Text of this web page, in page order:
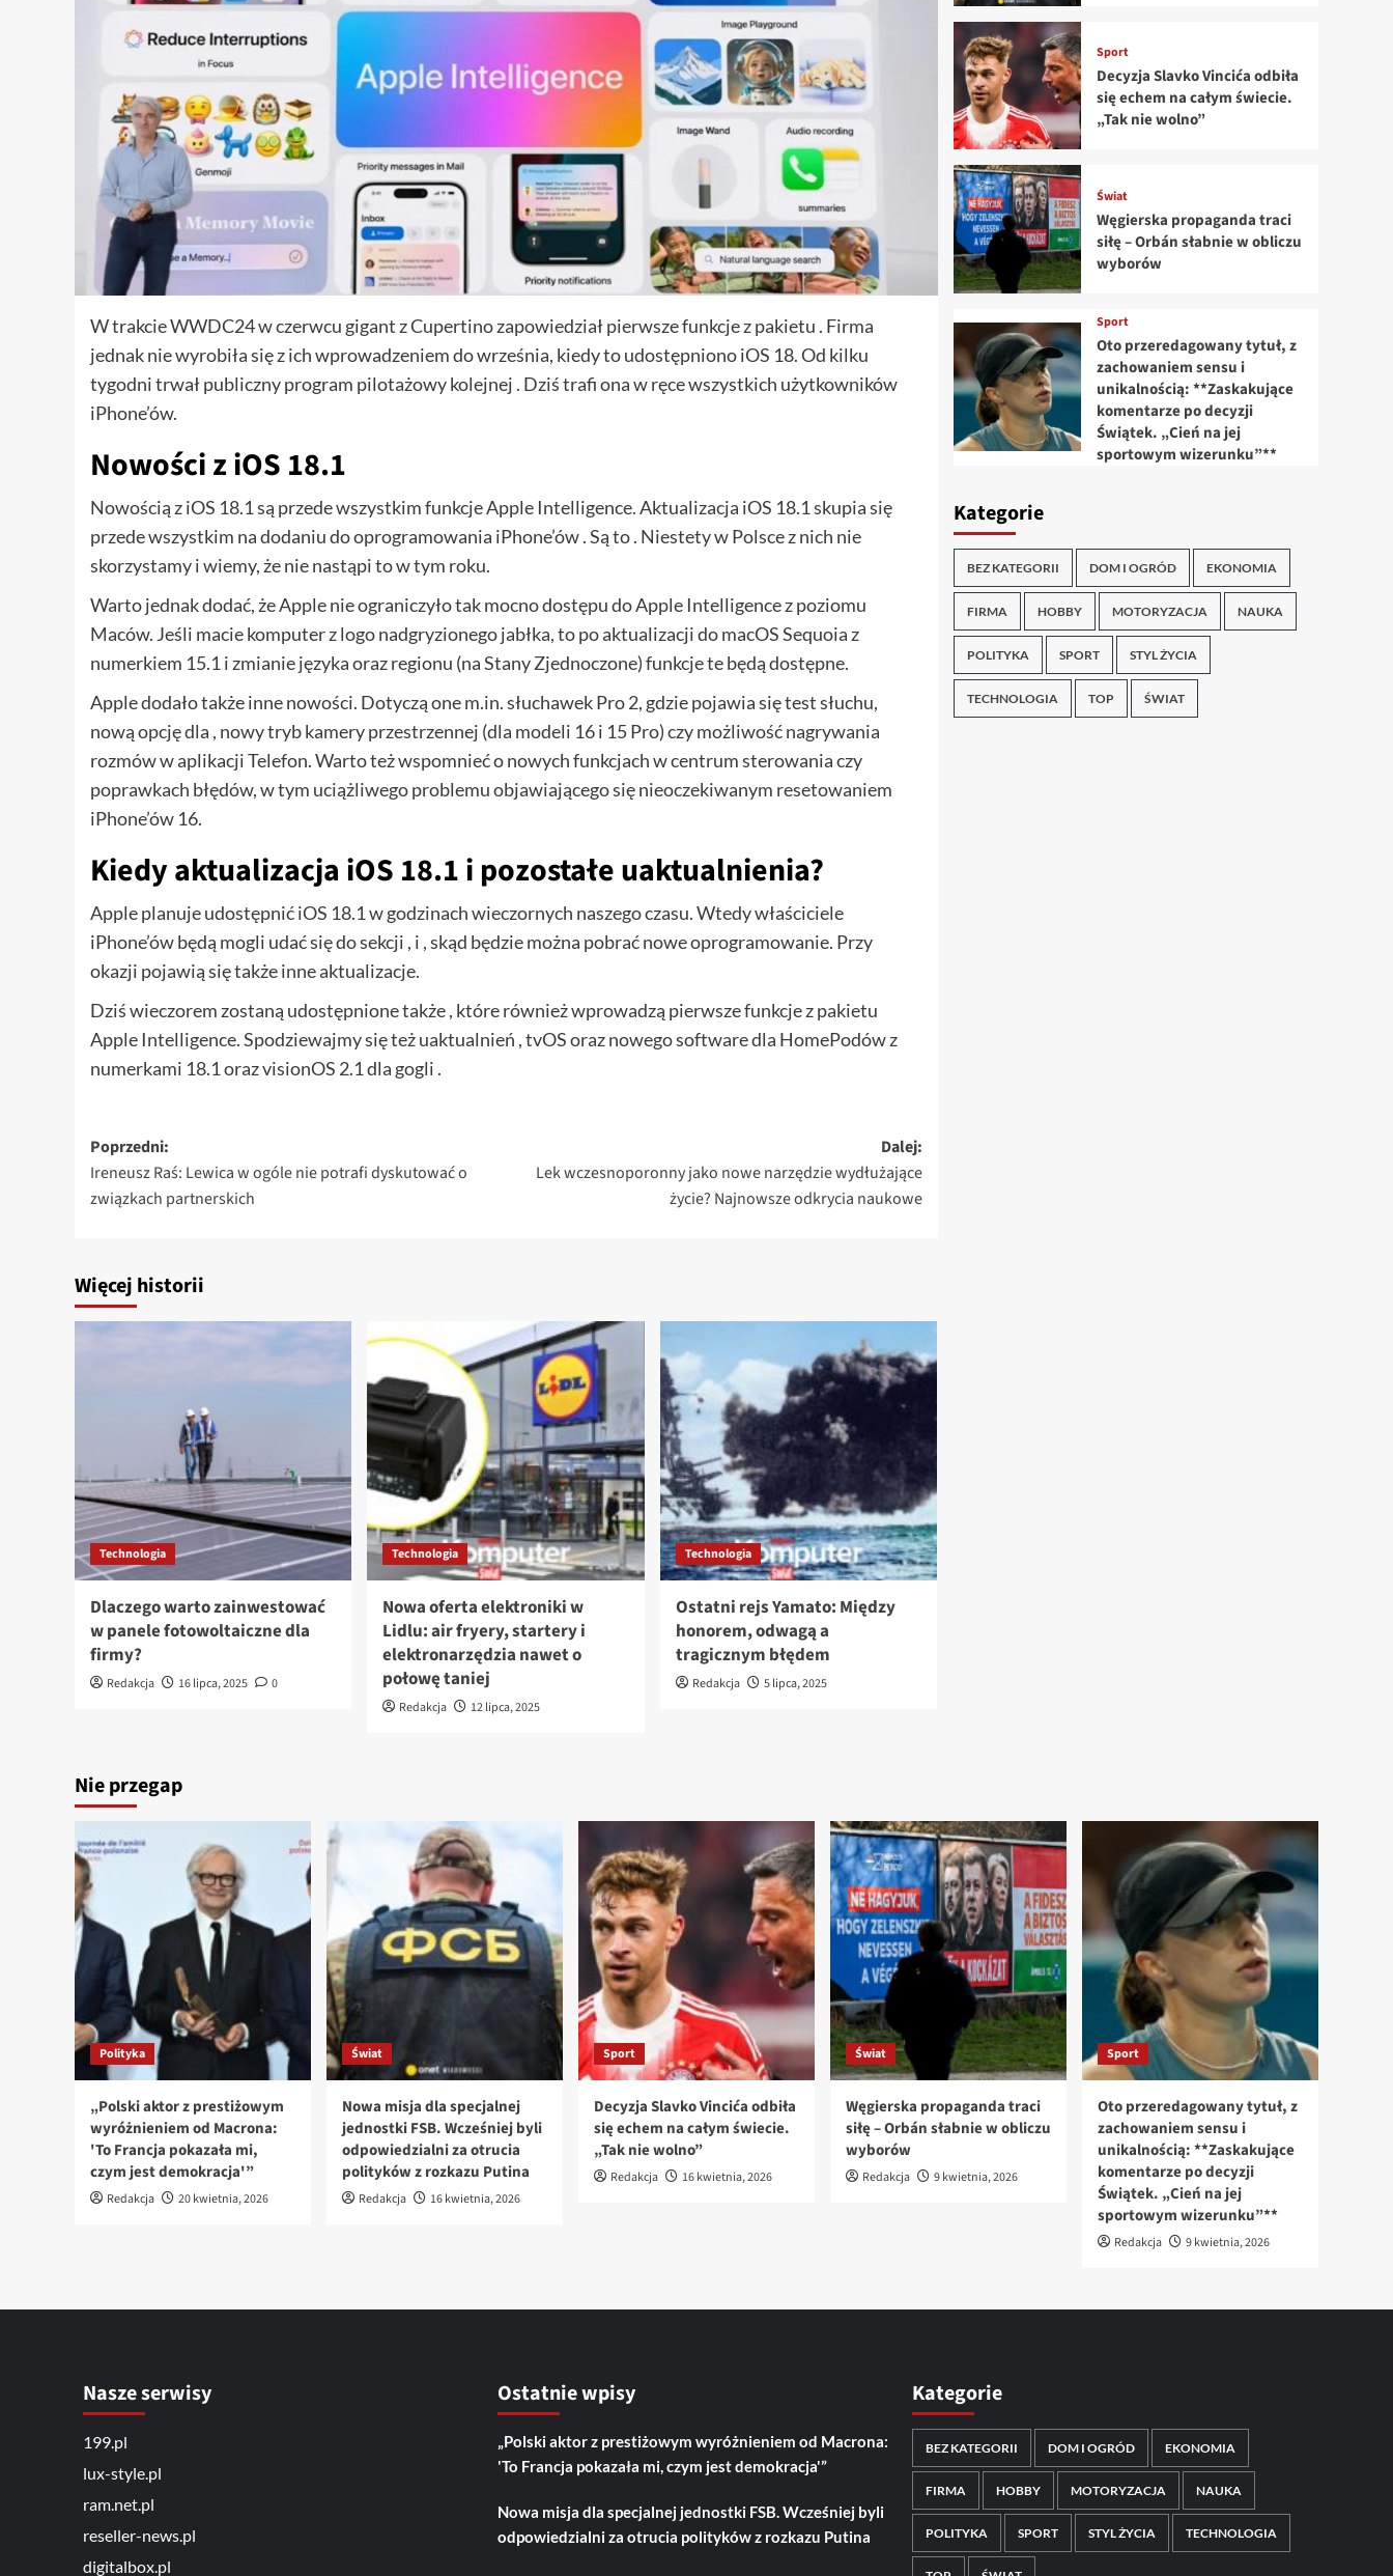
W trakcie WWDC24 w czerwcu gigant z Cupertino zapowiedział pierwsze funkcje z pakietu . Firma
jednak nie wyrobiła się z ich wprowadzeniem do września, kiedy to udostępniono iOS 18. Od kilku
tygodni trwał publiczny program pilotażowy kolejnej . Dziś trafi ona w ręce wszystkich użytkowników
iPhone’ów.
Nowości z iOS 18.1
Nowością z iOS 18.1 są przede wszystkim funkcje Apple Intelligence. Aktualizacja iOS 18.1 skupia się
przede wszystkim na dodaniu do oprogramowania iPhone’ów . Są to . Niestety w Polsce z nich nie
skorzystamy i wiemy, że nie nastąpi to w tym roku.
Warto jednak dodać, że Apple nie ograniczyło tak mocno dostępu do Apple Intelligence z poziomu
Maców. Jeśli macie komputer z logo nadgryzionego jabłka, to po aktualizacji do macOS Sequoia z
numerkiem 15.1 i zmianie języka oraz regionu (na Stany Zjednoczone) funkcje te będą dostępne.
Apple dodało także inne nowości. Dotyczą one m.in. słuchawek Pro 2, gdzie pojawia się test słuchu,
nową opcję dla , nowy tryb kamery przestrzennej (dla modeli 16 i 15 Pro) czy możliwość nagrywania
rozmów w aplikacji Telefon. Warto też wspomnieć o nowych funkcjach w centrum sterowania czy
poprawkach błędów, w tym uciążliwego problemu objawiającego się nieoczekiwanym resetowaniem
iPhone’ów 16.
Kiedy aktualizacja iOS 18.1 i pozostałe uaktualnienia?
Apple planuje udostępnić iOS 18.1 w godzinach wieczornych naszego czasu. Wtedy właściciele
iPhone’ów będą mogli udać się do sekcji , i , skąd będzie można pobrać nowe oprogramowanie. Przy
okazji pojawią się także inne aktualizacje.
Dziś wieczorem zostaną udostępnione także , które również wprowadzą pierwsze funkcje z pakietu
Apple Intelligence. Spodziewajmy się też uaktualnień , tvOS oraz nowego software dla HomePodów z
numerkami 18.1 oraz visionOS 2.1 dla gogli .
Zobacz
wpisy
Poprzedni:
Ireneusz Raś: Lewica w ogóle nie potrafi dyskutować o
związkach partnerskich
Dalej:
Lek wczesnoporonny jako nowe narzędzie wydłużające
życie? Najnowsze odkrycia naukowe
Więcej historii
Technologia
Dlaczego warto zainwestować
w panele fotowoltaiczne dla
firmy?
Redakcja 16 lipca, 2025 0
Technologia
Nowa oferta elektroniki w
Lidlu: air fryery, startery i
elektronarzędzia nawet o
połowę taniej
Redakcja 12 lipca, 2025
Technologia
Ostatni rejs Yamato: Między
honorem, odwagą a
tragicznym błędem
Redakcja 5 lipca, 2025
Sport
Decyzja Slavko Vincića odbiła
się echem na całym świecie.
„Tak nie wolno”
Świat
Węgierska propaganda traci
siłę – Orbán słabnie w obliczu
wyborów
Sport
Oto przeredagowany tytuł, z
zachowaniem sensu i
unikalnością: **Zaskakujące
komentarze po decyzji
Świątek. „Cień na jej
sportowym wizerunku”**
Kategorie
BEZ KATEGORII DOM I OGRÓD EKONOMIA
FIRMA HOBBY MOTORYZACJA NAUKA
POLITYKA SPORT STYL ŻYCIA
TECHNOLOGIA TOP ŚWIAT
Nie przegap
Polityka
„Polski aktor z prestiżowym
wyróżnieniem od Macrona:
'To Francja pokazała mi,
czym jest demokracja'”
Redakcja 20 kwietnia, 2026
Świat
Nowa misja dla specjalnej
jednostki FSB. Wcześniej byli
odpowiedzialni za otrucia
polityków z rozkazu Putina
Redakcja 16 kwietnia, 2026
Sport
Decyzja Slavko Vincića odbiła
się echem na całym świecie.
„Tak nie wolno”
Redakcja 16 kwietnia, 2026
Świat
Węgierska propaganda traci
siłę – Orbán słabnie w obliczu
wyborów
Redakcja 9 kwietnia, 2026
Sport
Oto przeredagowany tytuł, z
zachowaniem sensu i
unikalnością: **Zaskakujące
komentarze po decyzji
Świątek. „Cień na jej
sportowym wizerunku”**
Redakcja 9 kwietnia, 2026
Nasze serwisy
199.pl
lux-style.pl
ram.net.pl
reseller-news.pl
digitalbox.pl
Ostatnie wpisy
„Polski aktor z prestiżowym wyróżnieniem od Macrona:
'To Francja pokazała mi, czym jest demokracja'”
Nowa misja dla specjalnej jednostki FSB. Wcześniej byli
odpowiedzialni za otrucia polityków z rozkazu Putina
Kategorie
BEZ KATEGORII DOM I OGRÓD EKONOMIA
FIRMA HOBBY MOTORYZACJA NAUKA
POLITYKA SPORT STYL ŻYCIA TECHNOLOGIA